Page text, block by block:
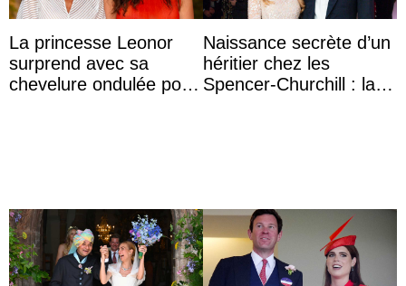
La princesse Leonor
surprend avec sa
chevelure ondulée pour
Naissance secrète d’un
héritier chez les
Spencer-Churchill : la